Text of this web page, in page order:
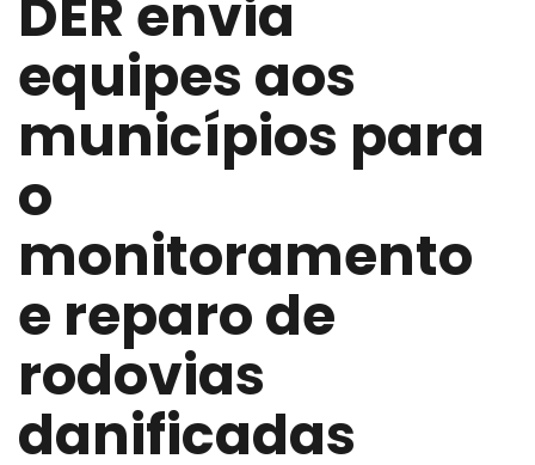
DER envia
equipes aos
municípios para
o
monitoramento
e reparo de
rodovias
danificadas